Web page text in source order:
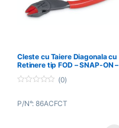
Cleste cu Taiere Diagonala cu
Retinere tip FOD – SNAP-ON –
u
(0)
P/N°: 86ACFCT